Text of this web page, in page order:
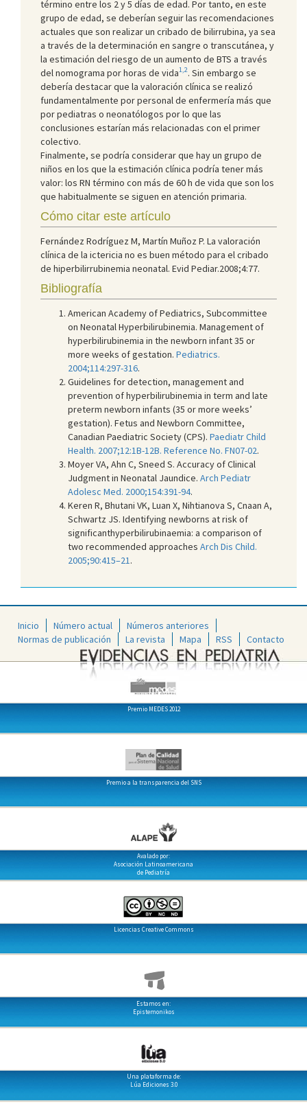
término entre los 2 y 5 días de edad. Por tanto, en este
grupo de edad, se deberían seguir las recomendaciones
actuales que son realizar un cribado de bilirrubina, ya sea
a través de la determinación en sangre o transcutánea, y
la estimación del riesgo de un aumento de BTS a través
del nomograma por horas de vida1,2. Sin embargo se
debería destacar que la valoración clínica se realizó
fundamentalmente por personal de enfermería más que
por pediatras o neonatólogos por lo que las
conclusiones estarían más relacionadas con el primer
colectivo.
Finalmente, se podría considerar que hay un grupo de
niños en los que la estimación clínica podría tener más
valor: los RN término con más de 60 h de vida que son los
que habitualmente se siguen en atención primaria.
Cómo citar este artículo
Fernández Rodríguez M, Martín Muñoz P. La valoración
clínica de la ictericia no es buen método para el cribado
de hiperbilirrubinemia neonatal. Evid Pediar.2008;4:77.
Bibliografía
American Academy of Pediatrics, Subcommittee
on Neonatal Hyperbilirubinemia. Management of
hyperbilirubinemia in the newborn infant 35 or
more weeks of gestation. Pediatrics.
2004;114:297-316.
Guidelines for detection, management and
prevention of hyperbilirubinemia in term and late
preterm newborn infants (35 or more weeks’
gestation). Fetus and Newborn Committee,
Canadian Paediatric Society (CPS). Paediatr Child
Health. 2007;12:1B-12B. Reference No. FN07-02.
Moyer VA, Ahn C, Sneed S. Accuracy of Clinical
Judgment in Neonatal Jaundice. Arch Pediatr
Adolesc Med. 2000;154:391-94.
Keren R, Bhutani VK, Luan X, Nihtianova S, Cnaan A,
Schwartz JS. Identifying newborns at risk of
significanthyperbilirubinaemia: a comparison of
two recommended approaches Arch Dis Child.
2005;90:415–21 .
Inicio Número actual
Números anteriores
Normas de publicación
La revista Mapa RSS Contacto
Premio MEDES 2012
Premio a la transparencia del SNS
Avalado por:
Asociación Latinoamericana
de Pediatría
Licencias Creative Commons
Estamos en:
Epistemonikos
Una plataforma de:
Lúa Ediciones 3.0